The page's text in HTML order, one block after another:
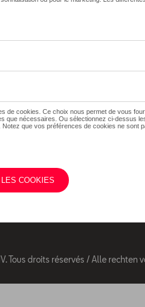
Les prix
éventuels
éventuels
Les prix
Tous droits réservés / Alle rechten